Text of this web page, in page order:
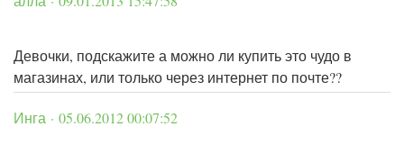
Девочки, подскажите а можно ли купить это чудо в
магазинах, или только через интернет по почте??
Инга · 05.06.2012 00:07:52